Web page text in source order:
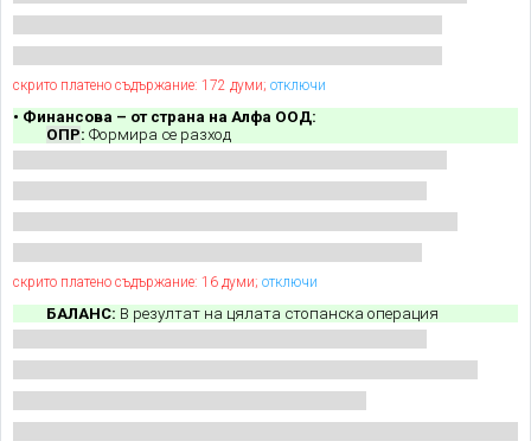
скрито платено съдържание: 172 думи; отключи
• Финансова – от страна на Алфа ООД:
ОПР: Формира се разход
скрито платено съдържание: 16 думи; отключи
БАЛАНС: В резултат на цялата стопанска операция